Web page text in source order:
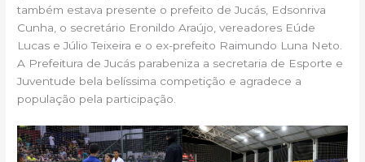
também estava presente o prefeito de Jucás, Edsonriva
Cunha, o secretário Eronildo Araújo, vereadores Eúde
Lucas e Júlio Teixeira e o ex-prefeito Raimundo Luna Neto.
A Prefeitura de Jucás parabeniza a secretaria de Esporte e
Juventude bela belíssima competição e agradece a
população pela participação.